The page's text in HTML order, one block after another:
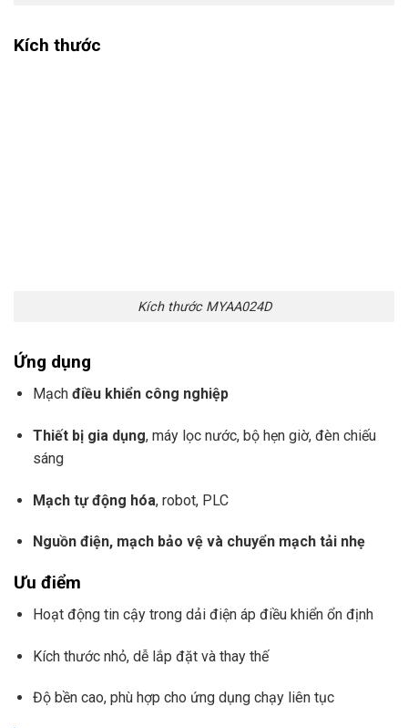
Kích thước
Kích thước MYAA024D
Ứng dụng
Mạch điều khiển công nghiệp
Thiết bị gia dụng, máy lọc nước, bộ hẹn giờ, đèn chiếu
sáng
Mạch tự động hóa, robot, PLC
Nguồn điện, mạch bảo vệ và chuyển mạch tải nhẹ
Ưu điểm
Hoạt động tin cậy trong dải điện áp điều khiển ổn định
Kích thước nhỏ, dễ lắp đặt và thay thế
Độ bền cao, phù hợp cho ứng dụng chạy liên tục